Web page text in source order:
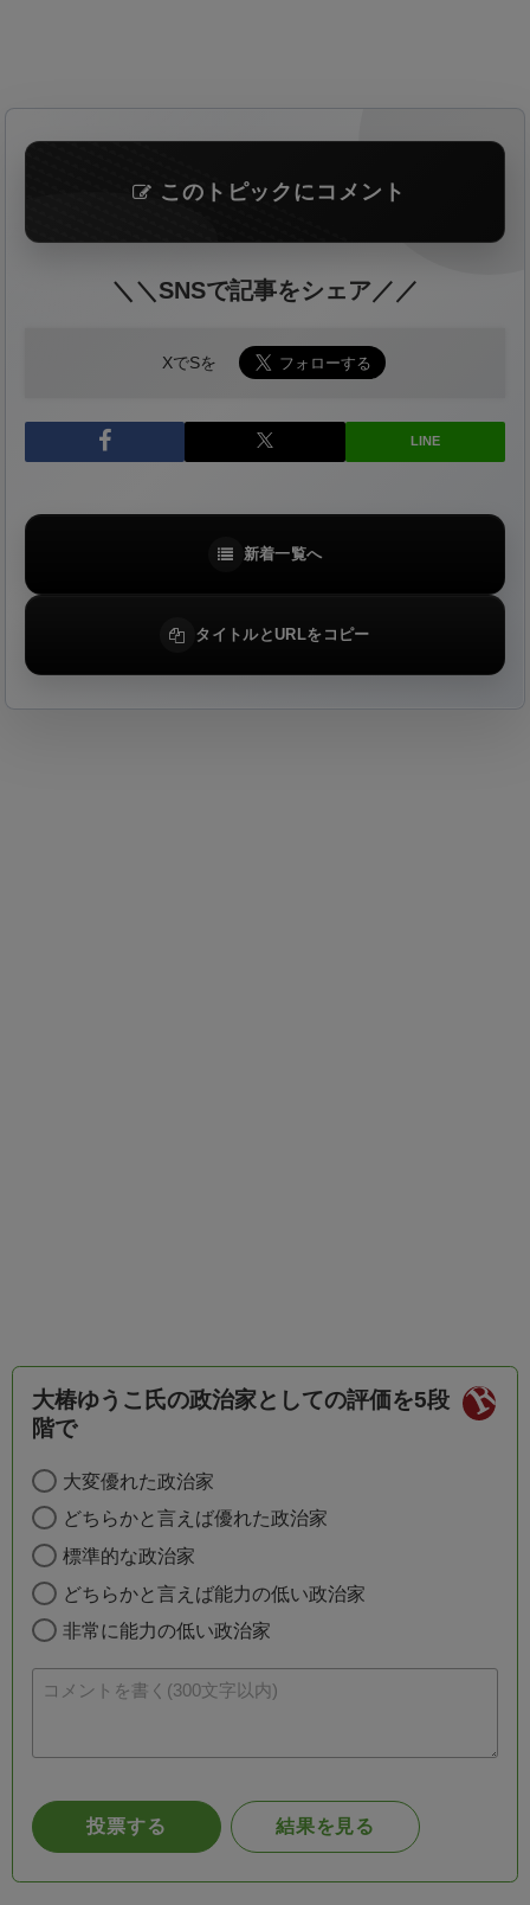
このトピックにコメント
＼＼SNSで記事をシェア／／
XでSを
LINE
新着一覧へ
タイトルとURLをコピー